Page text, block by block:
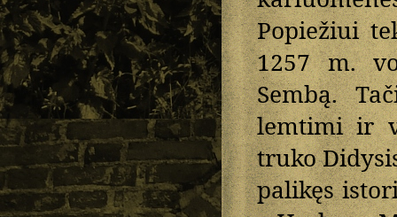
Popiežiui
1257 m.
Sembą.
lemtimi ir
truko
palikęs